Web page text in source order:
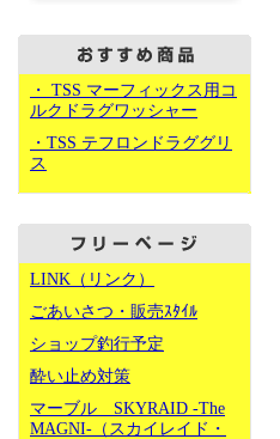
・ TSS マーフィックス用コ
ルクドラグワッシャー
・TSS テフロンドラググリ
ス
LINK（リンク）
ごあいさつ・販売ｽﾀｲﾙ
ショップ釣行予定
酔い止め対策
マーブル SKYRAID -The
MAGNI-（スカイレイド・